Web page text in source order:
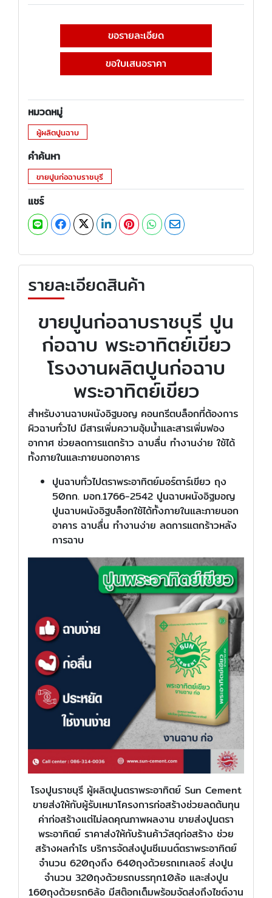
ขอรายละเอียด
ขอใบเสนอราคา
หมวดหมู่
ผู้ผลิตปูนฉาบ
คำค้นหา
ขายปูนก่อฉาบราชบุรี
แชร์
รายละเอียดสินค้า
ขายปูนก่อฉาบราชบุรี ปูน
ก่อฉาบ พระอาทิตย์เขียว
โรงงานผลิตปูนก่อฉาบ
พระอาทิตย์เขียว
สำหรับงานฉาบผนังอิฐมอญ คอนกรีตบล็อกที่ต้องการ
ผิวฉาบทั่วไป มีสารเพิ่มความอุ้มน้ำและสารเพิ่มฟอง
อากาศ ช่วยลดการแตกร้าว ฉาบลื่น ทำงานง่าย ใช้ได้
ทั้งภายในและภายนอกอาคาร
ปูนฉาบทั่วไปตราพระอาทิตย์มอร์ตาร์เขียว ถุง
50กก. มอก.1766-2542 ปูนฉาบผนังอิฐมอญ
ปูนฉาบผนังอิฐบล็อกใช้ได้ทั้งภายในและภายนอก
อาคาร ฉาบลื่น ทำงานง่าย ลดการแตกร้าวหลัง
การฉาบ
โรงปูนราชบุรี ผู้ผลิตปูนตราพระอาทิตย์ Sun Cement
ขายส่งให้กับผู้รับเหมาโครงการก่อสร้างช่วยลดต้นทุน
ค่าก่อสร้างแต่ไม่ลดคุณภาพผลงาน ขายส่งปูนตรา
พระอาทิตย์ ราคาส่งให้กับร้านค้าวัสดุก่อสร้าง ช่วย
สร้างผลกำไร บริการจัดส่งปูนซีเมนต์ตราพระอาทิตย์
จำนวน 620ถุงถึง 640ถุงด้วยรถเทเลอร์ ส่งปูน
จำนวน 320ถุงด้วยรถบรรทุก10ล้อ และส่งปูน
160ถุงด้วยรถ6ล้อ มีสต๊อกเต็มพร้อมจัดส่งถึงไซต์งาน